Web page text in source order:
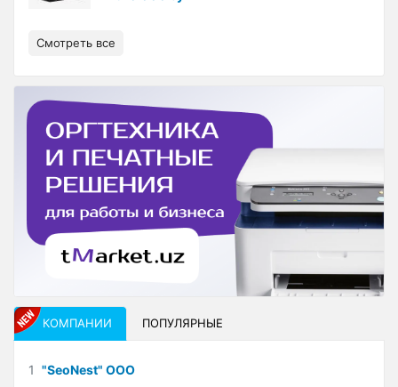
Смотреть все
КОМПАНИИ ПОПУЛЯРНЫЕ
1 "SeoNest" ООО